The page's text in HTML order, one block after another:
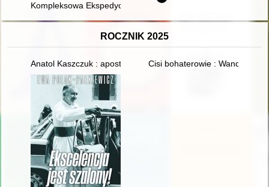
Kompleksowa Ekspedycja Jaćwieska : biografia i dziedzictwo
ROCZNIK 2025
Anatol Kaszczuk : apostoł Maryi : (materiały z sympozjów w
Cisi bohaterowie : Wanda i